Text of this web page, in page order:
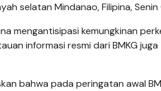
selatan Mindanao, Filipina,
mengantisipasi kemungkinan
informasi resmi dari BMKG
bahwa pada peringatan awal